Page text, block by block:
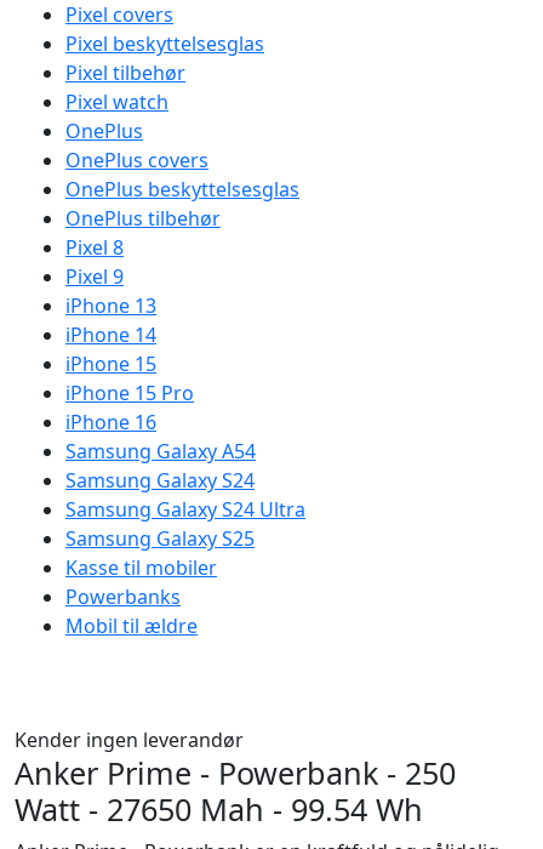
Pixel covers
Pixel beskyttelsesglas
Pixel tilbehør
Pixel watch
OnePlus
OnePlus covers
OnePlus beskyttelsesglas
OnePlus tilbehør
Pixel 8
Pixel 9
iPhone 13
iPhone 14
iPhone 15
iPhone 15 Pro
iPhone 16
Samsung Galaxy A54
Samsung Galaxy S24
Samsung Galaxy S24 Ultra
Samsung Galaxy S25
Kasse til mobiler
Powerbanks
Mobil til ældre
Kender ingen leverandør
Anker Prime - Powerbank - 250
Watt - 27650 Mah - 99.54 Wh